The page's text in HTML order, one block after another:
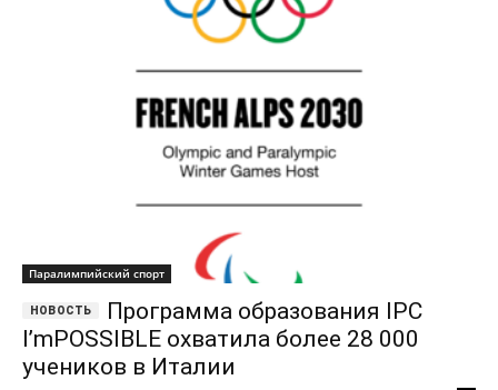
Паралимпийский спорт
Программа образования IPC
I’mPOSSIBLE охватила более 28 000
учеников в Италии